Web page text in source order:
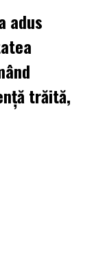
adus
trăită,